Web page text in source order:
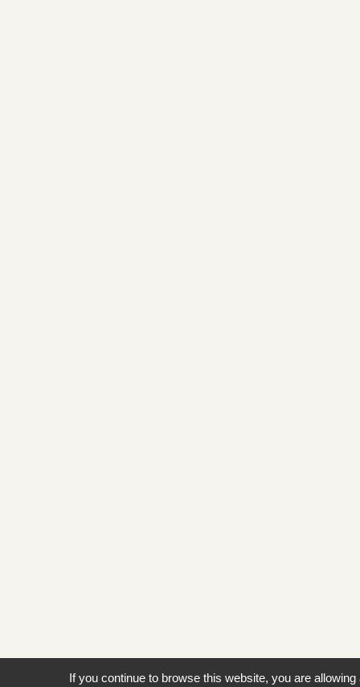
If you continue to browse this website, you are